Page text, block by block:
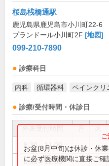
桜島桟橋通駅
鹿児島県鹿児島市小川町22-6
プランドール小川町2F [地図]
099-210-7890
診療科目
内科 循環器科 ペインクリ
診療/受付時間・休診日
8:30～11:00
8:30～12:00
お盆(8月中旬)は休診・休
に必ず医療機関に直接ご確